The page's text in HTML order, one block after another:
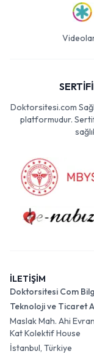
Doktorsitesi.com
platformudur.
İLETİŞİM
Doktorsitesi Com
Teknoloji ve Ticaret
Maslak Mah. Ahi
Kat Kolektif House
İstanbul, Türkiye